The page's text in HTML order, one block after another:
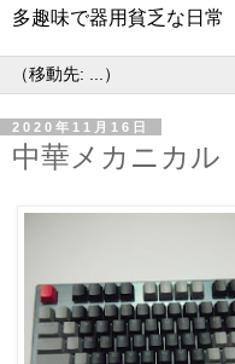
多趣味で器用貧乏な日常
2020年11月16日
中華メカニカル